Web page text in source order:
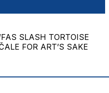
FAS SLASH TORTOISE
FOR ART’S SAKE